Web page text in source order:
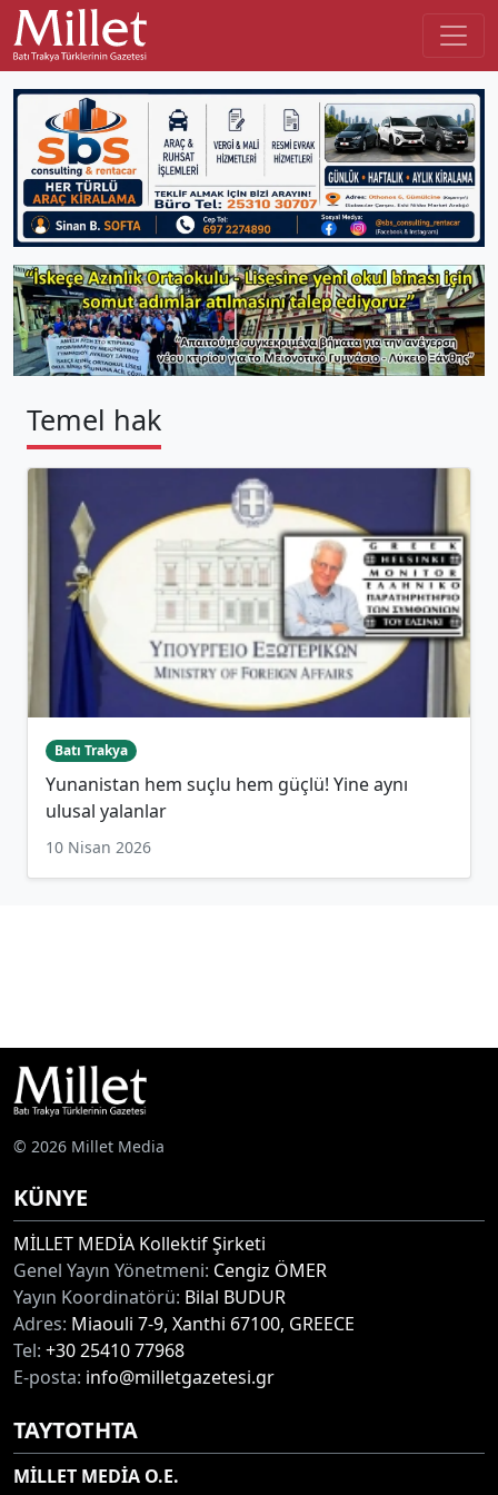
Temel hak
Batı Trakya
Yunanistan hem suçlu hem güçlü! Yine aynı
ulusal yalanlar
10 Nisan 2026
© 2026 Millet Media
KÜNYE
MİLLET MEDİA Kollektif Şirketi
Genel Yayın Yönetmeni: Cengiz ÖMER
Yayın Koordinatörü: Bilal BUDUR
Adres: Miaouli 7-9, Xanthi 67100, GREECE
Tel: +30 25410 77968
E-posta: info@milletgazetesi.gr
ΤΑΥΤΟΤΗΤΑ
MİLLET MEDİA O.E.